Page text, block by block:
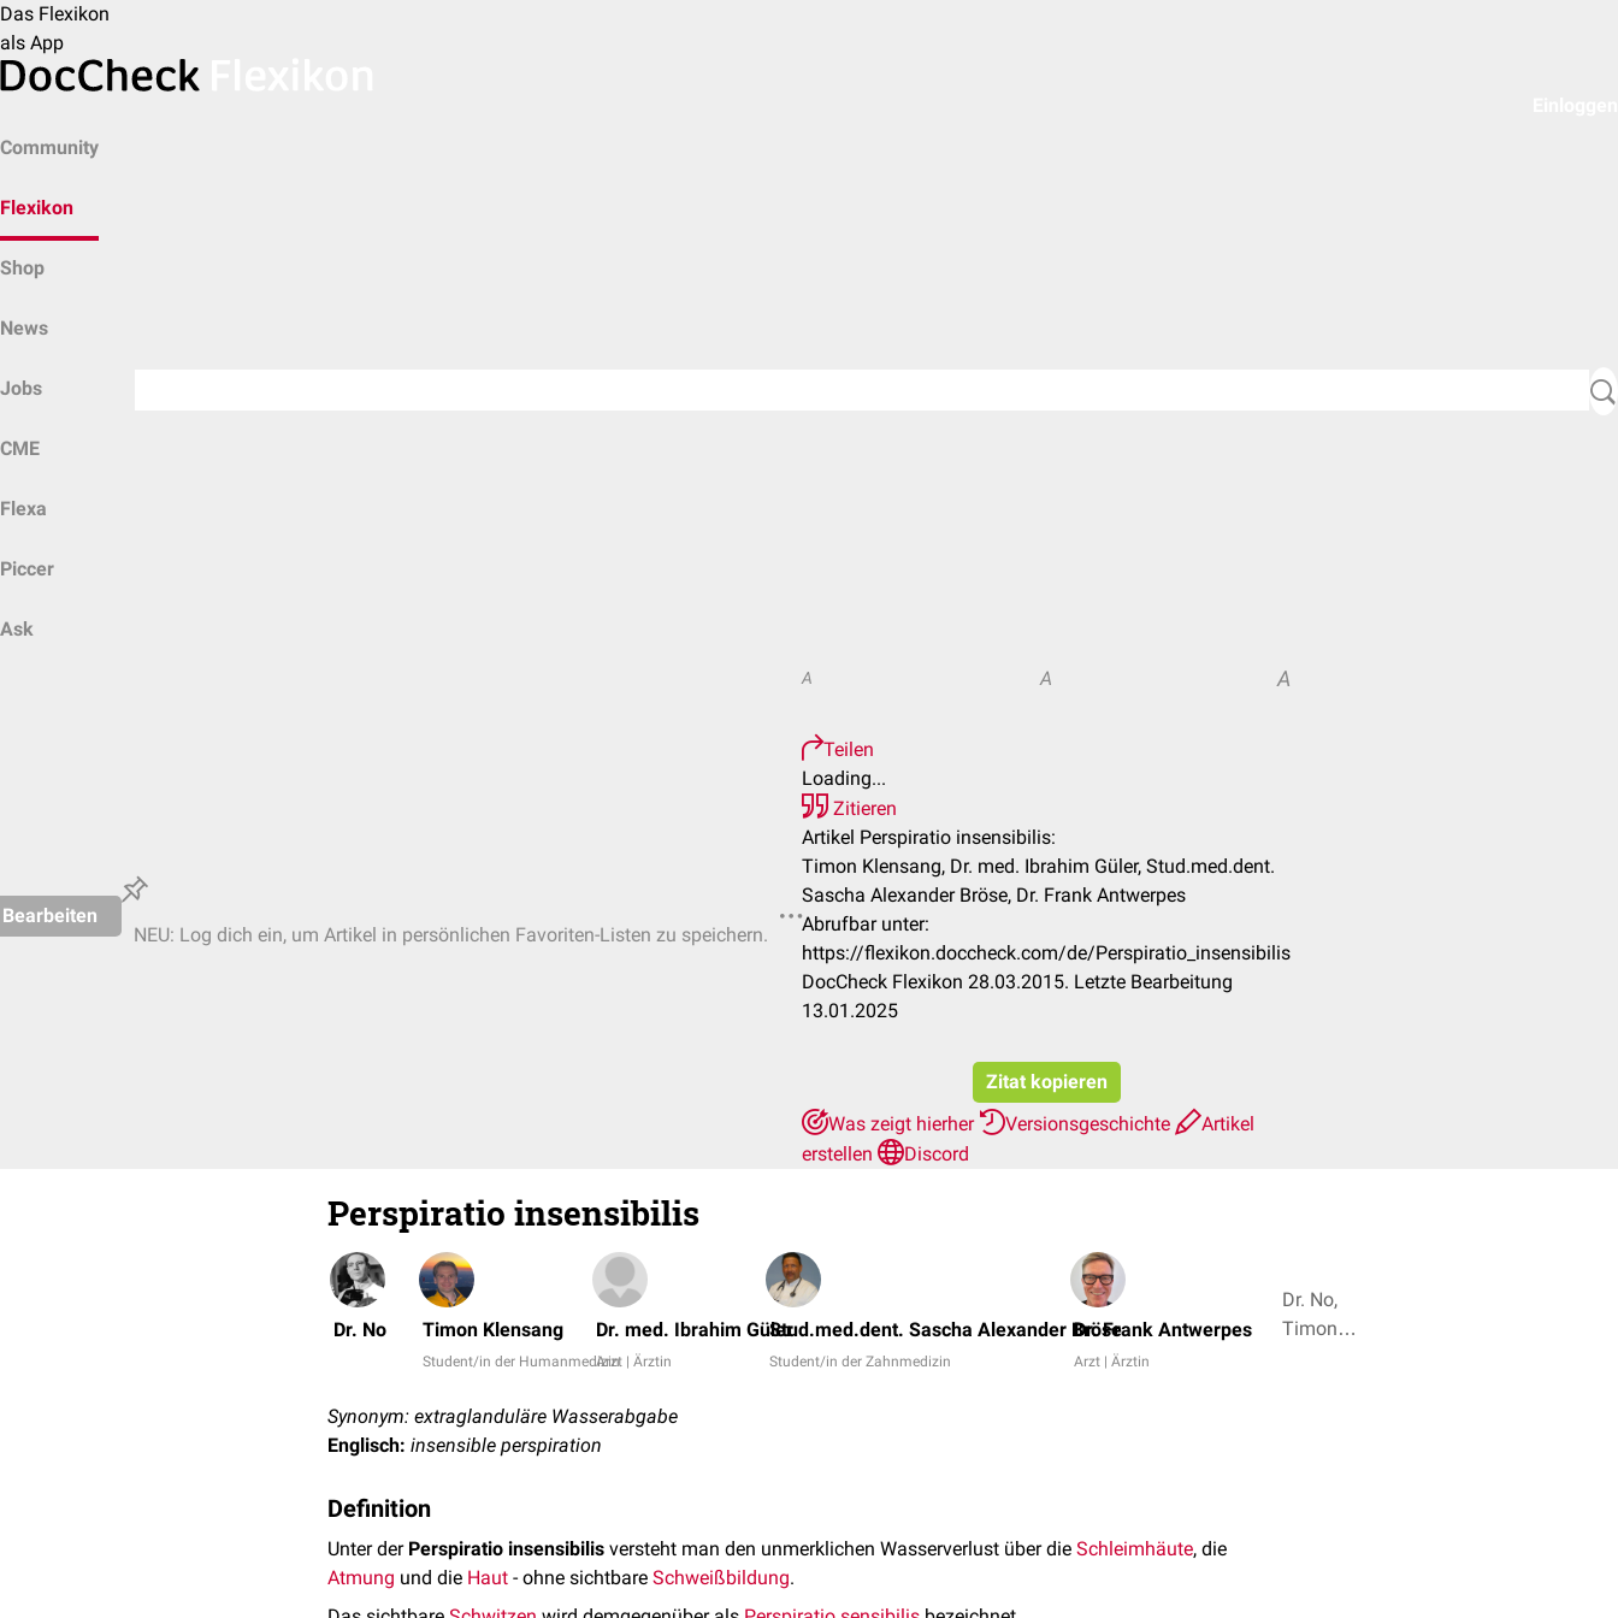
Das Flexikon
als App
Community
Flexikon
Shop
News
Jobs
CME
Flexa
Piccer
Ask
Bearbeiten
NEU: Log dich ein, um Artikel in persönlichen Favoriten-Listen zu speichern.
A A A
Teilen
Loading...
Zitieren
Artikel Perspiratio insensibilis:
Timon Klensang, Dr. med. Ibrahim Güler, Stud.med.dent.
Sascha Alexander Bröse, Dr. Frank Antwerpes
Abrufbar unter:
https://flexikon.doccheck.com/de/Perspiratio_insensibilis
DocCheck Flexikon 28.03.2015. Letzte Bearbeitung
13.01.2025
Zitat kopieren
Was zeigt hierher
Versionsgeschichte
Artikel
erstellen
Discord
Perspiratio insensibilis
Dr. No Timon Klensang
Student/in der Humanmedizin
Dr. med. Ibrahim Güler
Arzt | Ärztin
Stud.med.dent. Sascha Alexander Bröse
Student/in der Zahnmedizin
Dr. Frank Antwerpes
Arzt | Ärztin
Dr. No,
Timon
Synonym: extraglanduläre Wasserabgabe
Englisch: insensible perspiration
Definition
Unter der Perspiratio insensibilis versteht man den unmerklichen Wasserverlust über die Schleimhäute, die
Atmung und die Haut - ohne sichtbare Schweißbildung.